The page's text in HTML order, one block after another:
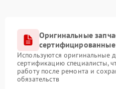
Оригинальные
Используются оригинальные
сертификацию специалисты,
работу после ремонта и
обязательств